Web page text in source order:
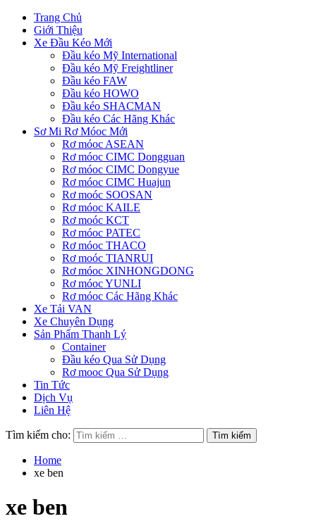
Trang Chủ
Giới Thiệu
Xe Đầu Kéo Mới
Đầu kéo Mỹ International
Đầu kéo Mỹ Freightliner
Đầu kéo FAW
Đầu kéo HOWO
Đầu kéo SHACMAN
Đầu kéo Các Hãng Khác
Sơ Mi Rơ Móoc Mới
Rơ móoc ASEAN
Rơ móoc CIMC Dongguan
Rơ móoc CIMC Dongyue
Rơ móoc CIMC Huajun
Rơ moóc SOOSAN
Rơ móoc KAILE
Rơ moóc KCT
Rơ móoc PATEC
Rơ móoc THACO
Rơ moóc TIANRUI
Rơ móoc XINHONGDONG
Rơ móoc YUNLI
Rơ móoc Các Hãng Khác
Xe Tải VAN
Xe Chuyên Dụng
Sản Phẩm Thanh Lý
Container
Đầu kéo Qua Sử Dụng
Rơ mooc Qua Sử Dụng
Tin Tức
Dịch Vụ
Liên Hệ
Tìm kiếm cho:
Home
xe ben
xe ben